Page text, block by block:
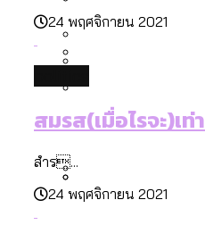
กทม. มีอำนาจแค่
ที่อาศัยอยู่ในกรุง
งบระบายน้ำ-ป้อ
2569) ของ กทม.
ทำอะไรบ้าง
คอนเสิร์ตและแ
งาน ตั้งแต่ปี
Bangkok Index
สำรวจงบประม
ผ่าน Bangkok
กรุงเทพฯ เมือง
สูงอายุระดับสุดย
คำนำหน้านามแล
[ข้อมูลดิบ]
กรุงเทพฯ เมือง
24 พฤศจิกายน 2021
สมรส(เมื่อไรจะ)เท่
สำร...
24 พฤศจิกายน 2021